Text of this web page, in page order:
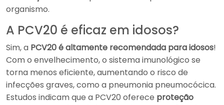
organismo.
A PCV20 é eficaz em idosos?
Sim, a PCV20 é altamente recomendada para idosos!
Com o envelhecimento, o sistema imunológico se
torna menos eficiente, aumentando o risco de
infecções graves, como a pneumonia pneumocócica.
Estudos indicam que a PCV20 oferece proteção